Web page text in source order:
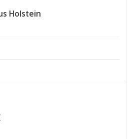
Holstein